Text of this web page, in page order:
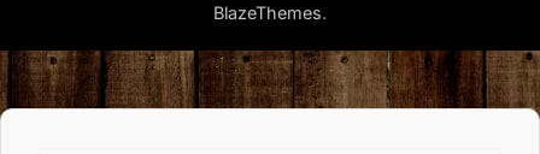
BlazeThemes.